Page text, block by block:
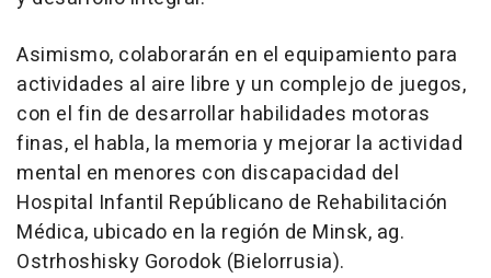
Asimismo, colaborarán en el equipamiento para
actividades al aire libre y un complejo de juegos,
con el fin de desarrollar habilidades motoras
finas, el habla, la memoria y mejorar la actividad
mental en menores con discapacidad del
Hospital Infantil Repúblicano de Rehabilitación
Médica, ubicado en la región de Minsk, ag.
Ostrhoshisky Gorodok (Bielorrusia).